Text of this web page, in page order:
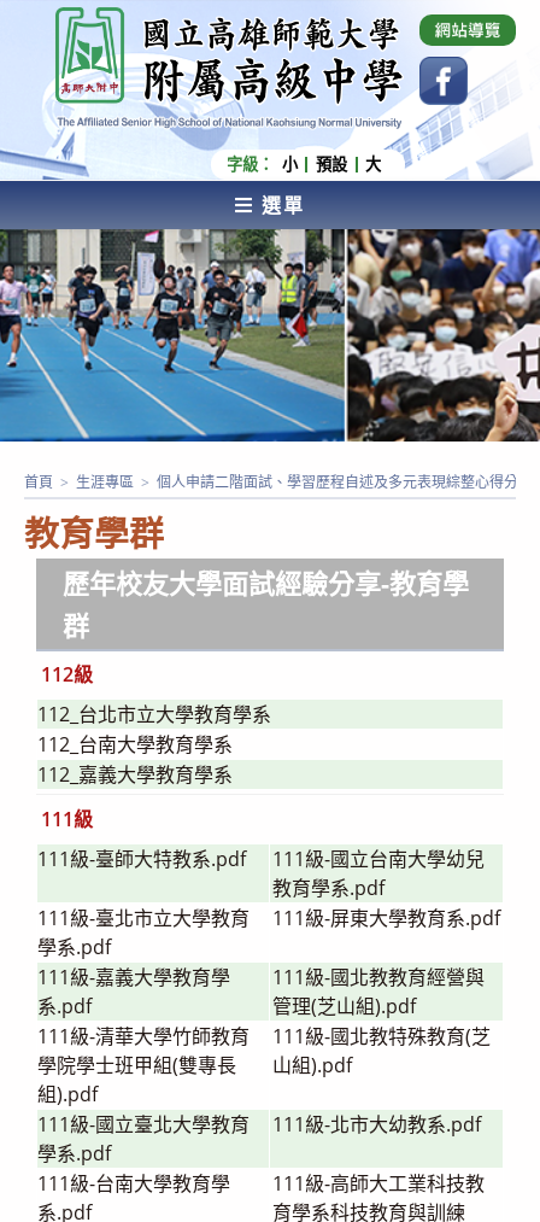
內
容
國立高雄師範大學附屬高級中學 Affiliated Senior
High School of National Kaohsiung Normal
University
字級： 小 預設 大
選單
AFFILIATED SENIOR HIGH SCHOOL OF NATIONAL
KAOHSIUNG NORMAL UNIVERSITY
教育學群
首頁 > 生涯專區 > 個人申請二階面試、學習歷程自述及多元表現綜整心得分享
歷年校友大學面試經驗分享-教育學
群
112級
112_台北市立大學教育學系
112_台南大學教育學系
112_嘉義大學教育學系
111級
111級-臺師大特教系.pdf
111級-國立台南大學幼兒
教育學系.pdf
111級-臺北市立大學教育
學系.pdf
111級-屏東大學教育系.pdf
111級-嘉義大學教育學
系.pdf
111級-國北教教育經營與
管理(芝山組).pdf
111級-清華大學竹師教育
學院學士班甲組(雙專長
組).pdf
111級-國北教特殊教育(芝
山組).pdf
111級-國立臺北大學教育
學系.pdf
111級-北市大幼教系.pdf
111級-台南大學教育學
系.pdf
111級-高師大工業科技教
育學系科技教育與訓練